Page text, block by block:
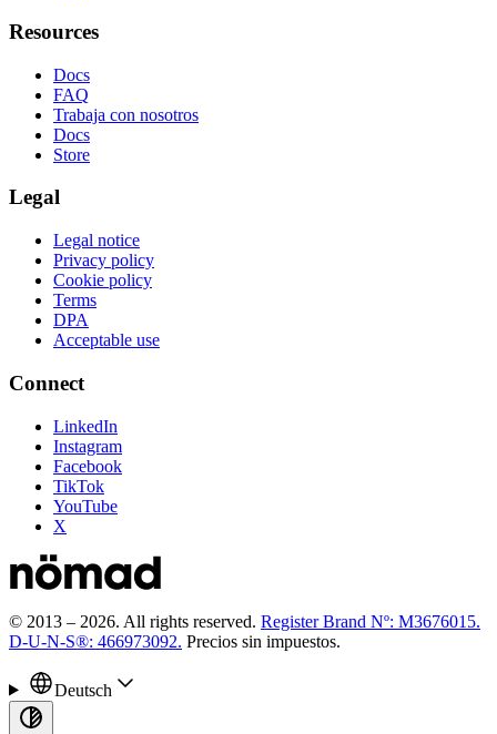
Resources
Docs
FAQ
Trabaja con nosotros
Docs
Store
Legal
Legal notice
Privacy policy
Cookie policy
Terms
DPA
Acceptable use
Connect
LinkedIn
Instagram
Facebook
TikTok
YouTube
X
© 2013 – 2026. All rights reserved. Register Brand Nº: M3676015.
D-U-N-S®: 466973092. Precios sin impuestos.
Deutsch